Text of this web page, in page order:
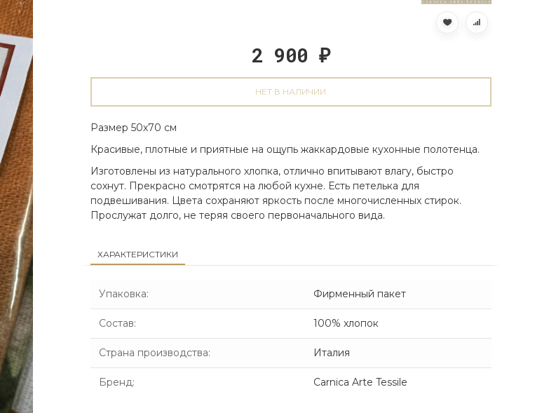
2 900₽
НЕТ В НАЛИЧИИ
Размер 50х70 см
Красивые, плотные и приятные на ощупь жаккардовые кухонные полотенца.
Изготовлены из натурального хлопка, отлично впитывают влагу, быстро
сохнут. Прекрасно смотрятся на любой кухне. Есть петелька для
подвешивания. Цвета сохраняют яркость после многочисленных стирок.
Прослужат долго, не теряя своего первоначального вида.
ХАРАКТЕРИСТИКИ
Упаковка: Фирменный пакет
Состав: 100% хлопок
Страна производства: Италия
Бренд: Carnica Arte Tessile